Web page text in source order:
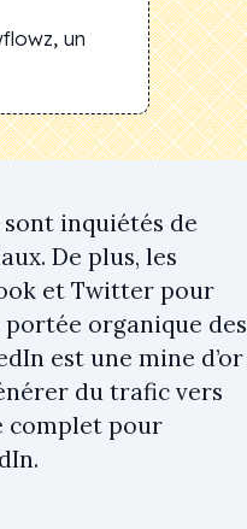
un
inquiétés de
De plus, les
et Twitter pour
organique des
est une mine d’or
du trafic vers
complet pour